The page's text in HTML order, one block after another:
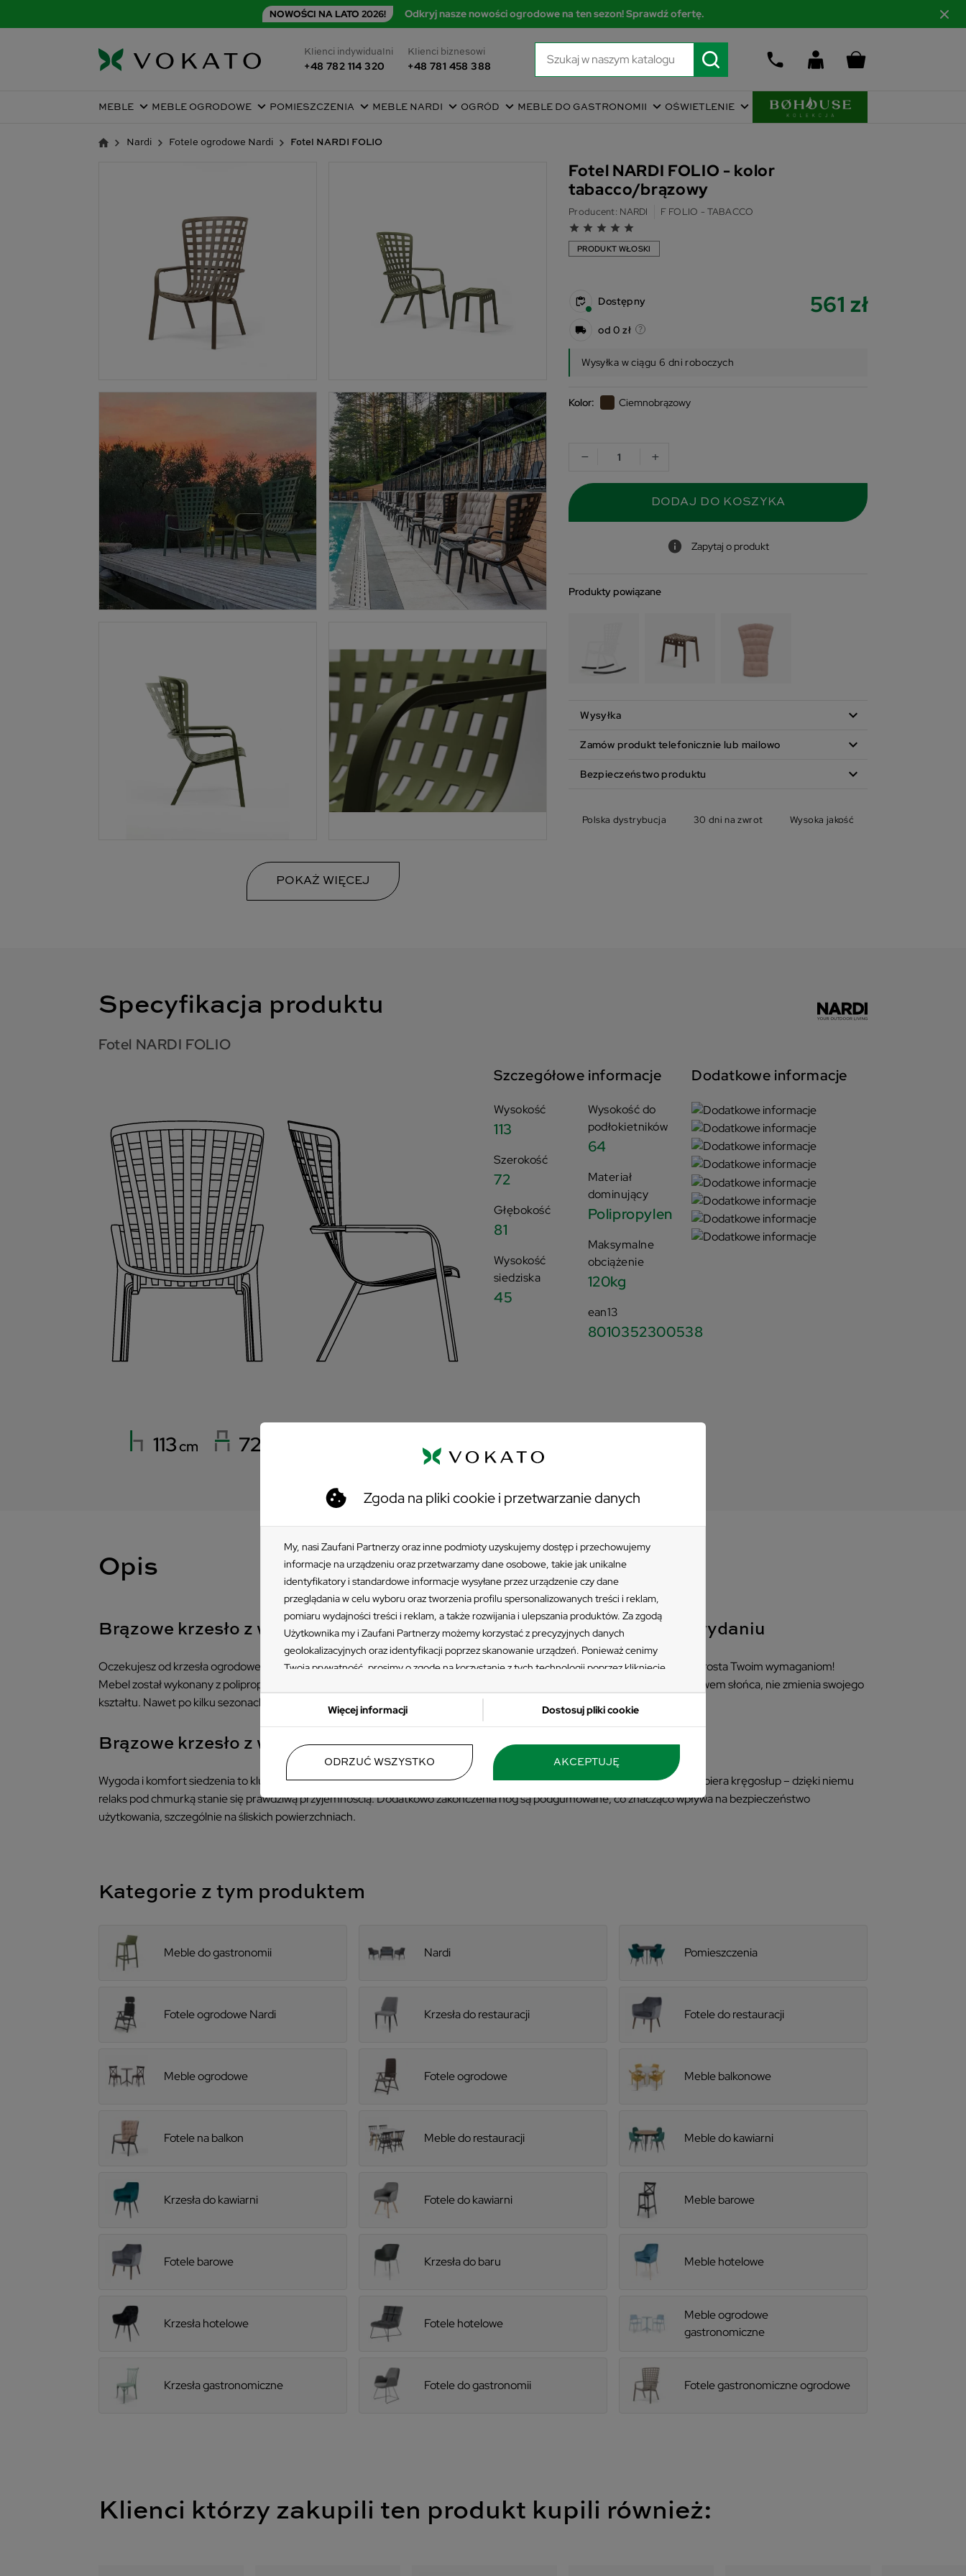
NOWOŚCI NA LATO 2026! Odkryj nasze nowości ogrodowe na ten sezon! Sprawdź ofertę.
Klienci indywidualni
+48 782 114 320
Klienci biznesowi
+48 781 458 388
Zgoda na pliki cookie i przetwarzanie danych
My, nasi Zaufani Partnerzy oraz inne podmioty uzyskujemy dostęp i przechowujemy
informacje na urządzeniu oraz przetwarzamy dane osobowe, takie jak unikalne
identyfikatory i standardowe informacje wysyłane przez urządzenie czy dane
przeglądania w celu wyboru oraz tworzenia profilu spersonalizowanych treści i reklam,
pomiaru wydajności treści i reklam, a także rozwijania i ulepszania produktów. Za zgodą
Użytkownika my i Zaufani Partnerzy możemy korzystać z precyzyjnych danych
geolokalizacyjnych oraz identyfikacji poprzez skanowanie urządzeń. Ponieważ cenimy
Twoją prywatność, prosimy o zgodę na korzystanie z tych technologii poprzez kliknięcie
ustawień prywatności znajdujący się w lewym dolnym rogu strony. Niektóre rodzaje
przetwarzania danych nie wymagają zgody użytkownika, ale masz prawo sprzeciwić się
Zapoznaj się z poniższymi informacjami, abyś mógł świadomie i komfortowo korzystać z
naszych stron www. Szczegółowe informacje dotyczące przetwarzania Twoich danych
prywatności".
Więcej informacji Dostosuj pliki cookie
ODRZUĆ WSZYSTKO AKCEPTUJĘ
MEBLE MEBLE OGRODOWE POMIESZCZENIA MEBLE NARDI OGRÓD MEBLE DO GASTRONOMII OŚWIETLENIE
Nardi Fotele ogrodowe Nardi Fotel NARDI FOLIO
POKAŻ WIĘCEJ
Fotel NARDI FOLIO - kolor
tabacco/brązowy
Producent: NARDI F FOLIO - TABACCO
grade grade grade grade grade
PRODUKT WŁOSKI
Dostępny
od 0 zł
561 zł
Wysyłka w ciągu 6 dni roboczych
Kolor: Ciemnobrązowy
− +
DODAJ DO KOSZYKA
Zapytaj o produkt
Produkty powiązane
Wysyłka expand_more
Zamów produkt telefonicznie lub mailowo expand_more
Bezpieczeństwo produktu expand_more
Polska dystrybucja 30 dni na zwrot Wysoka jakość
Specyfikacja produktu
Fotel NARDI FOLIO
Szczegółowe informacje
Wysokość
113
Szerokość
72
Głębokość
81
Wysokość
siedziska
45
Wysokość do
podłokietników
64
Materiał
dominujący
Polipropylen
Maksymalne
obciążenie
120kg
ean13
8010352300538
Dodatkowe informacje
Opis
Brązowe krzesło z wysokim oparciem – mebel ogrodowy w najlepszym wydaniu
Oczekujesz od krzesła ogrodowego najwyższej jakości? Przekonaj się, że brązowe krzesło z wysokim oparciem Nardi Folio sprosta Twoim wymaganiom!
Mebel został wykonany z polipropylenu – materiału o wysokiej odporności na warunki atmosferyczne. Nie blednie pod wpływem słońca, nie zmienia swojego
kształtu. Nawet po kilku sezonach użytkowania Twoje krzesło będzie wyglądać jak nowe.
Brązowe krzesło z wysokim oparciem – wygoda, na jaką zasługujesz
Wygoda i komfort siedzenia to kluczowa kwestia przy wyborze mebla. Krzesło z wysokim oparciem brązowe znakomicie podpiera kręgosłup – dzięki niemu
relaks pod chmurką stanie się prawdziwą przyjemnością. Dodatkowo zakończenia nóg są podgumowane, co znacząco wpływa na bezpieczeństwo
użytkowania, szczególnie na śliskich powierzchniach.
Kategorie z tym produktem
Meble do gastronomii Nardi Pomieszczenia
Fotele ogrodowe Nardi Krzesła do restauracji Fotele do restauracji
Meble ogrodowe Fotele ogrodowe Meble balkonowe
Fotele na balkon Meble do restauracji Meble do kawiarni
Krzesła do kawiarni Fotele do kawiarni Meble barowe
Fotele barowe Krzesła do baru Meble hotelowe
Krzesła hotelowe Fotele hotelowe
Meble ogrodowe
gastronomiczne
Krzesła gastronomiczne Fotele do gastronomii Fotele gastronomiczne ogrodowe
Klienci którzy zakupili ten produkt kupili również: